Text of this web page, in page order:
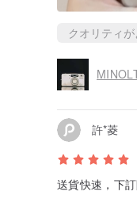
クオリティ
許*菱
送貨快速，下